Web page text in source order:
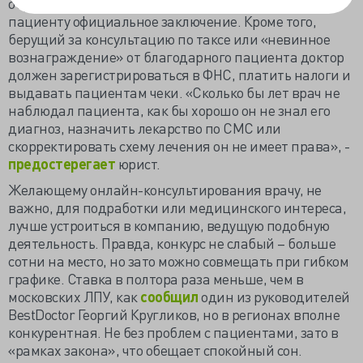
пациенту официальное заключение. Кроме того,
берущий за консультацию по таксе или «невинное
вознаграждение» от благодарного пациента доктор
должен зарегистрироваться в ФНС, платить налоги и
выдавать пациентам чеки. «Сколько бы лет врач не
наблюдал пациента, как бы хорошо он не знал его
диагноз, назначить лекарство по СМС или
скорректировать схему лечения он не имеет права», -
предостерегает юрист.
Желающему онлайн-консультирования врачу, не
важно, для подработки или медицинского интереса,
лучше устроиться в компанию, ведущую подобную
деятельность. Правда, конкурс не слабый – больше
сотни на место, но зато можно совмещать при гибком
графике. Ставка в полтора раза меньше, чем в
московских ЛПУ, каксообщилодин из руководителей
BestDoctor Георгий Кругликов, но в регионах вполне
конкурентная. Не без проблем с пациентами, зато в
«рамках закона», что обещает спокойный сон.